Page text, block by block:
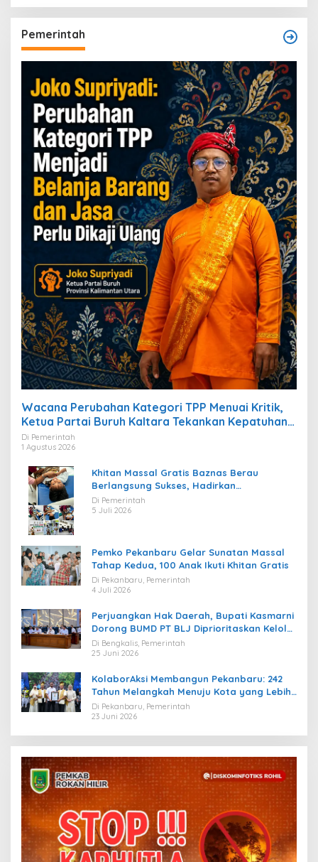
Pemerintah
Wacana Perubahan Kategori TPP Menuai Kritik,
Ketua Partai Buruh Kaltara Tekankan Kepatuhan
Regulasi
Di Pemerintah
1 Agustus 2026
Khitan Massal Gratis Baznas Berau
Berlangsung Sukses, Hadirkan
Kebahagiaan bagi Puluhan Anak
Di Pemerintah
5 Juli 2026
Pemko Pekanbaru Gelar Sunatan Massal
Tahap Kedua, 100 Anak Ikuti Khitan Gratis
Di Pekanbaru, Pemerintah
4 Juli 2026
Perjuangkan Hak Daerah, Bupati Kasmarni
Dorong BUMD PT BLJ Diprioritaskan Kelola
Migas
Di Bengkalis, Pemerintah
25 Juni 2026
KolaborAksi Membangun Pekanbaru: 242
Tahun Melangkah Menuju Kota yang Lebih
Maju
Di Pekanbaru, Pemerintah
23 Juni 2026